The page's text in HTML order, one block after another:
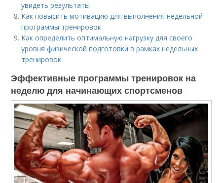
увидеть результаты
Как повысить мотивацию для выполнения недельной
программы тренировок
Как определить оптимальную нагрузку для своего
уровня физической подготовки в рамках недельных
тренировок
Эффективные программы тренировок на
неделю для начинающих спортсменов